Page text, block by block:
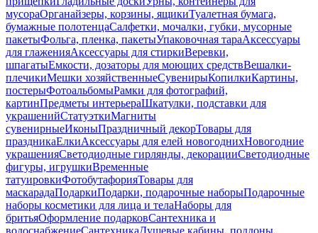
мусораОрганайзеры, корзины, ящикиТуалетная бумага,
бумажные полотенцаСалфетки, мочалки, губки, мусорные
пакетыФольга, пленка, пакетыУпаковочная тараАксессуары
для глаженияАксессуары для стиркиВеревки,
шпагатыЕмкости, дозаторы для моющих средствВешалки-
плечикиМешки хозяйственныеСувенирыКопилкиКартины,
постерыФотоальбомыРамки для фотографий,
картинПредметы интерьераШкатулки, подставки для
украшенийСтатуэткиМагниты
сувенирныеИконыПраздничный декорТовары для
праздникаЕлкиАксессуары для елей новогоднихНовогодние
украшенияСветодиодные гирлянды, декорацииСветодиодные
фигуры, игрушкиВременные
татуировкиФотобутафорияТовары для
маскарадаПодаркиПодарки, подарочные наборыПодарочные
наборы косметики для лица и телаНаборы для
бритьяОформление подарковСантехника и
водоснабжениеСантехникаДушевые кабины, поддоны,